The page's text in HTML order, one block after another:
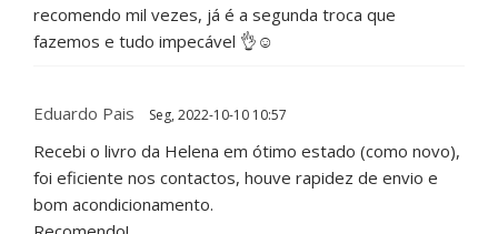
recomendo mil vezes, já é a segunda troca que
fazemos e tudo impecável 👌☺️
Eduardo Pais Seg, 2022-10-10 10:57
Recebi o livro da Helena em ótimo estado (como novo),
foi eficiente nos contactos, houve rapidez de envio e
bom acondicionamento.